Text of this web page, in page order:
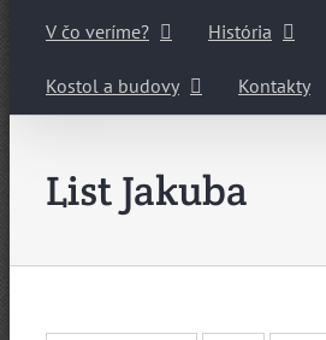
V čo veríme? História
Kostol a budovy Kontakty
List Jakuba